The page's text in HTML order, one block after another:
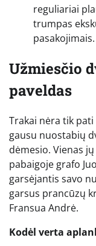
reguliariai
trumpas
pasakojimais.
Užmiesčio
paveldas
Trakai nėra tik
gausu nuostabių
dėmesio. Vienas
pabaigoje grafo
garsėjantis savo
garsus prancūzų
Fransua Andrė.
Kodėl verta